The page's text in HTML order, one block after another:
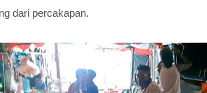
dari percakapan.